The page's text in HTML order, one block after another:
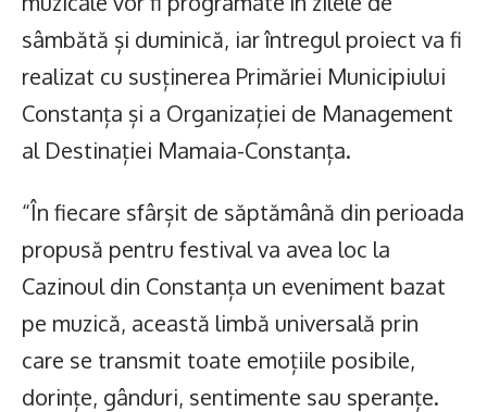
sâmbătă și duminică, iar întregul proiect va fi
realizat cu susținerea Primăriei Municipiului
Constanța și a Organizației de Management
al Destinației Mamaia-Constanța.
“În fiecare sfârșit de săptămână din perioada
propusă pentru festival va avea loc la
Cazinoul din Constanța un eveniment bazat
pe muzică, această limbă universală prin
care se transmit toate emoțiile posibile,
dorințe, gânduri, sentimente sau speranțe.